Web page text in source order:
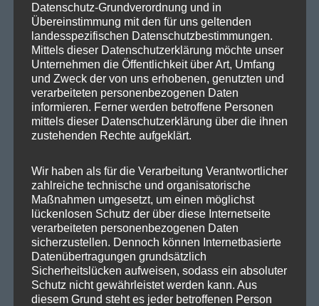
SPD Links
SPD in Europaparlament
SPD Deutschland
SPD Bundestragsfraktion
SPD Berlin
SPD Reinickendorf
SPD Fraktion in der BVV
SPD Berliner Mitte
Wichtige Links
Datenschutz-Grundverordnung und in
Übereinstimmung mit den für uns geltenden
landesspezifischen Datenschutzbestimmungen.
Mittels dieser Datenschutzerklärung möchte unser
Unternehmen die Öffentlichkeit über Art, Umfang
und Zweck der von uns erhobenen, genutzten und
verarbeiteten personenbezogenen Daten
informieren. Ferner werden betroffene Personen
mittels dieser Datenschutzerklärung über die ihnen
zustehenden Rechte aufgeklärt.
Wir haben als für die Verarbeitung Verantwortlicher
zahlreiche technische und organisatorische
Maßnahmen umgesetzt, um einen möglichst
lückenlosen Schutz der über diese Internetseite
verarbeiteten personenbezogenen Daten
sicherzustellen. Dennoch können Internetbasierte
Datenübertragungen grundsätzlich
Sicherheitslücken aufweisen, sodass ein absoluter
Schutz nicht gewährleistet werden kann. Aus
diesem Grund steht es jeder betroffenen Person